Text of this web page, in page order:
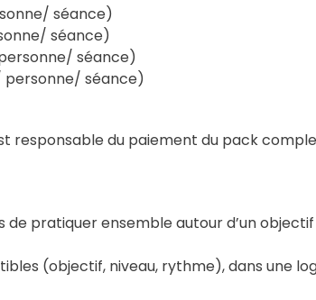
séance)
séance)
personne/ séance)
personne/ séance)
responsable du paiement du pack
pratiquer ensemble autour d’un
(objectif, niveau, rythme), dans une